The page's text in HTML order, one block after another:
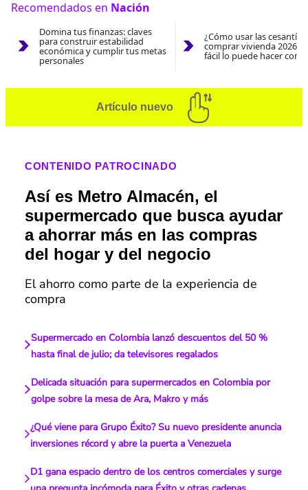
Recomendados en Nación
Domina tus finanzas: claves
para construir estabilidad
económica y cumplir tus metas
personales
¿Cómo usar las
comprar vivienda 2026?
fácil lo puede hacer con
Artículo nuevo
CONTENIDO PATROCINADO
Así es Metro Almacén, el
supermercado que busca ayudar
a ahorrar más en las compras
del hogar y del negocio
El ahorro como parte de la experiencia de
compra
Supermercado en Colombia lanzó descuentos del 50 %
hasta final de julio; da televisores regalados
Delicada situación para supermercados en Colombia por
golpe sobre la mesa de Ara, Makro y más
¿Qué viene para Grupo Éxito? Su nuevo presidente anuncia
inversiones récord y abre la puerta a Venezuela
D1 gana espacio dentro de los centros comerciales y surge